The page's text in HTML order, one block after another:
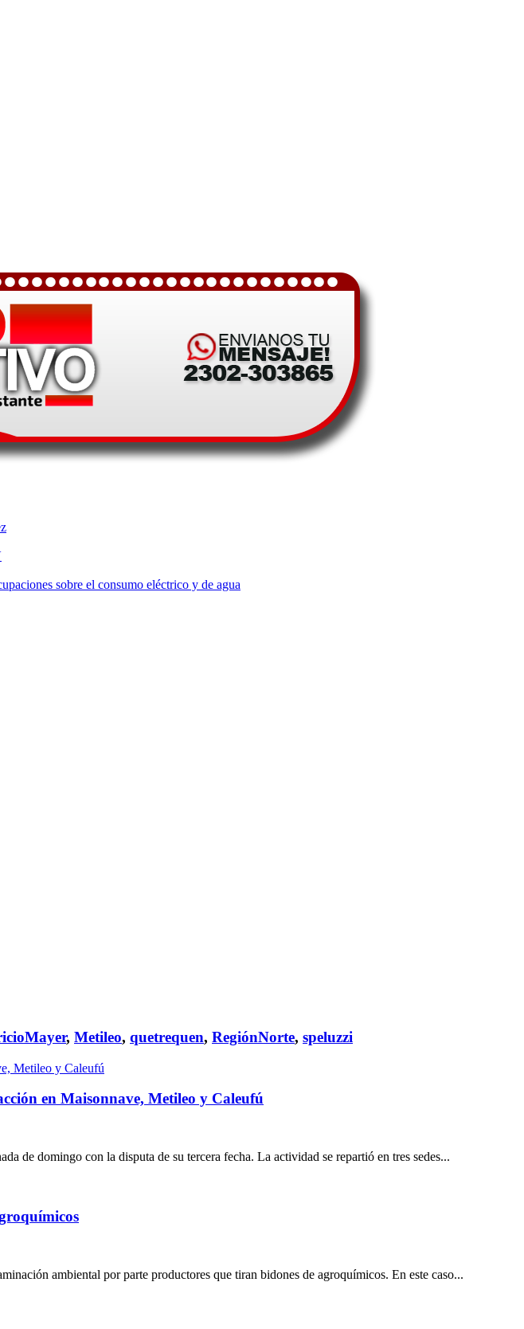
sobre el consumo eléctrico y de agua
, Metileo, quetrequen, RegiónNorte, speluzzi
en Maisonnave, Metileo y Caleufú
domingo con la disputa de su tercera fecha. La actividad se repartió en tres sedes...
ambiental por parte productores que tiran bidones de agroquímicos. En este caso...